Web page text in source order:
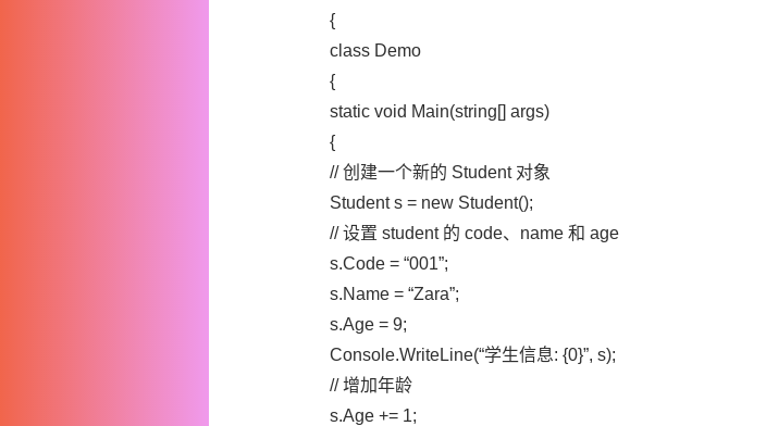
{
class Demo
{
static void Main(string[] args)
{
// 创建一个新的 Student 对象
Student s = new Student();
// 设置 student 的 code、name 和 age
s.Code = “001”;
s.Name = “Zara”;
s.Age = 9;
Console.WriteLine(“学生信息: {0}”, s);
// 增加年龄
s.Age += 1;